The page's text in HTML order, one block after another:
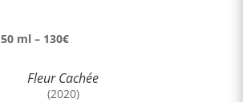
50 ml – 130€
Fleur Cachée
(2020)